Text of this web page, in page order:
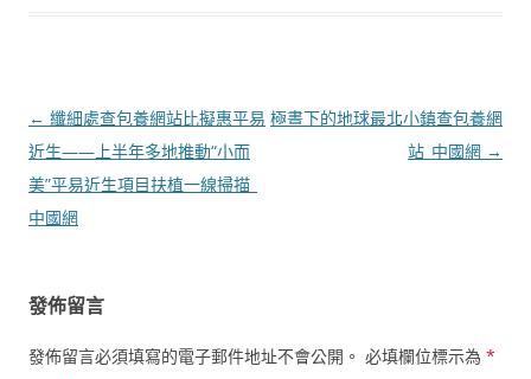
文
章
導
覽
← 纖細處查包養網站比擬惠平易
近生——上半年多地推動“小而
美”平易近生項目扶植一線掃描_
中國網
極晝下的地球最北小鎮查包養網
站_中國網 →
發佈留言
發佈留言必須填寫的電子郵件地址不會公開。 必填欄位標示為 *